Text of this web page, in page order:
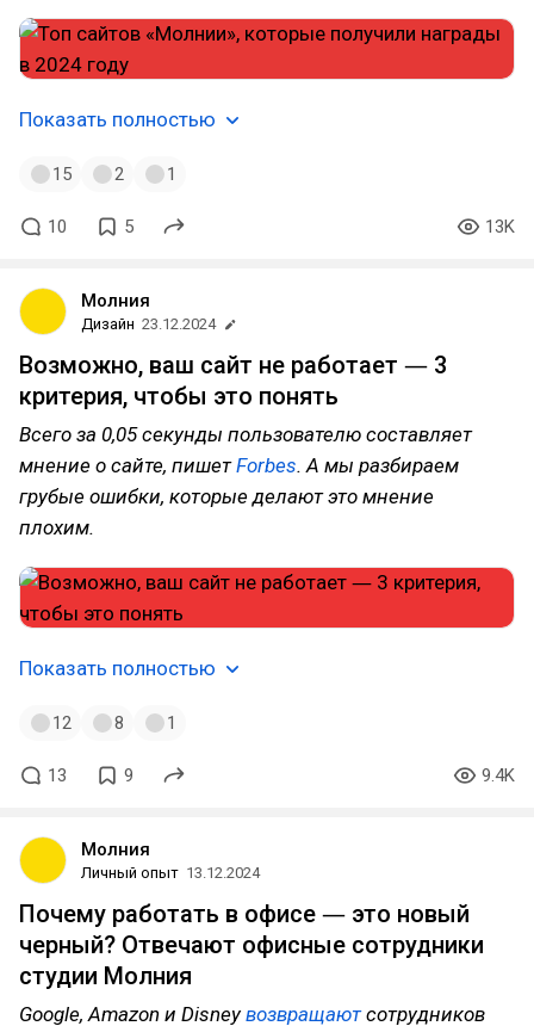
Показать полностью
15 2 1
10 5 13K
Молния
Дизайн 23.12.2024
Возможно, ваш сайт не работает ― 3
критерия, чтобы это понять
Всего за 0,05 секунды пользователю составляет
мнение о сайте, пишетForbes. А мы разбираем
грубые ошибки, которые делают это мнение
плохим.
Показать полностью
12 8 1
13 9 9.4K
Молния
Личный опыт 13.12.2024
Почему работать в офисе ― это новый
черный? Отвечают офисные сотрудники
студии Молния
Google, Amazon и Disneyвозвращаютсотрудников